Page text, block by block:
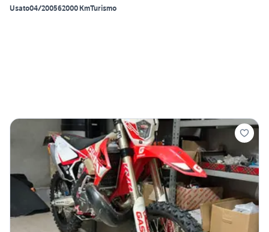
Usato04/200562000 KmTurismo